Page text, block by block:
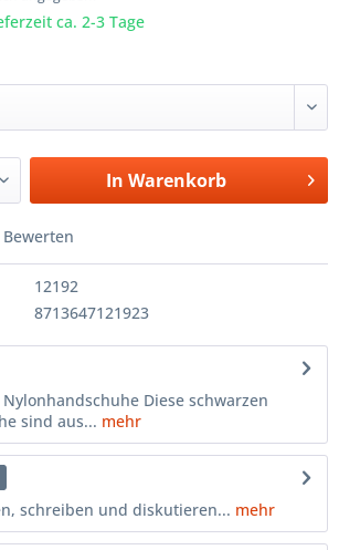
ca. 2-3 Tage
In Warenkorb
Bewerten
12192
8713647121923
Diese schwarzen
sind aus... mehr
schreiben und diskutieren... mehr